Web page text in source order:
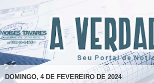
DOMINGO, 4 DE FEVEREIRO DE 2024